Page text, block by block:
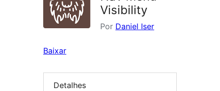
Visibility
Por Daniel Iser
Baixar
Detalhes